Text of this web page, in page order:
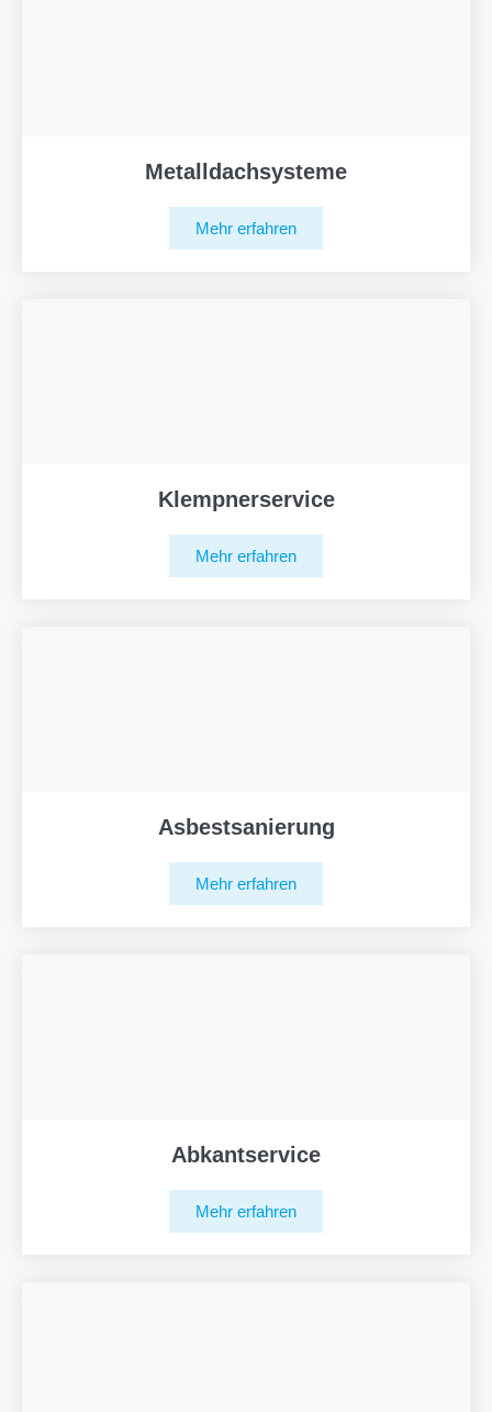
Metalldachsysteme
Mehr erfahren
Klempnerservice
Mehr erfahren
Asbestsanierung
Mehr erfahren
Abkantservice
Mehr erfahren